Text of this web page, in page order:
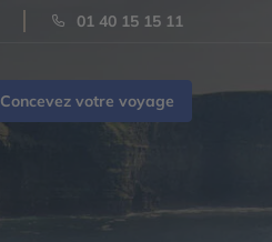
01 40 15 15 11
Concevez votre voyage